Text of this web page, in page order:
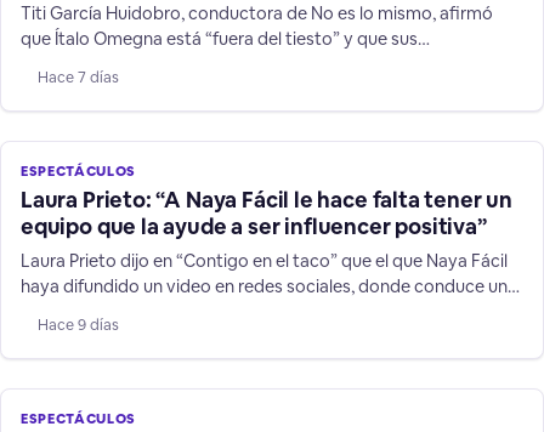
Titi García Huidobro, conductora de No es lo mismo, afirmó
que Ítalo Omegna está “fuera del tiesto” y que sus
Hace 7 días
ESPECTÁCULOS
Laura Prieto: “A Naya Fácil le hace falta tener un
equipo que la ayude a ser influencer positiva”
Laura Prieto dijo en “Contigo en el taco” que el que Naya Fácil
haya difundido un video en redes sociales, donde conduce un
irresponsabilidad sobre todo frente a niños y jóvenes que la
siguen.
Hace 9 días
ESPECTÁCULOS